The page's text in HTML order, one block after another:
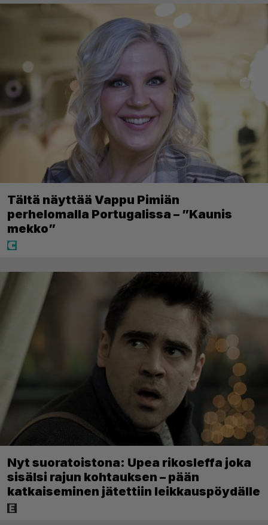
Tältä näyttää Vappu Pimiän
perhelomalla Portugalissa – ”Kaunis
mekko”
Nyt suoratoistona: Upea rikosleffa joka
sisälsi rajun kohtauksen – pään
katkaiseminen jätettiin leikkauspöydälle